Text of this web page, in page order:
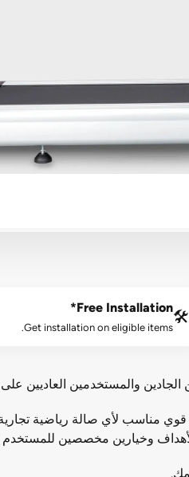
🛠️
Free Installation*
Get installation on eligible items.
الجادين والمستخدمين